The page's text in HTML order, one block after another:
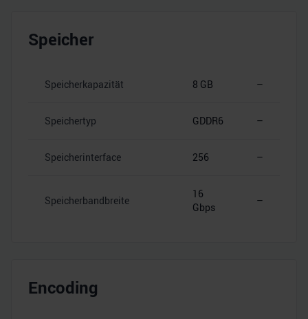
Speicher
Speicherkapazität 8 GB –
Speichertyp GDDR6 –
Speicherinterface 256 –
Speicherbandbreite
16
Gbps
–
Encoding